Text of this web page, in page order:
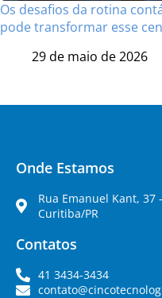
Os desafios da rotina
pode transformar esse
29 de maio de 2026
Onde Estamos
Rua Emanuel Kant, 37
Curitiba/PR
Contatos
41 3434-3434